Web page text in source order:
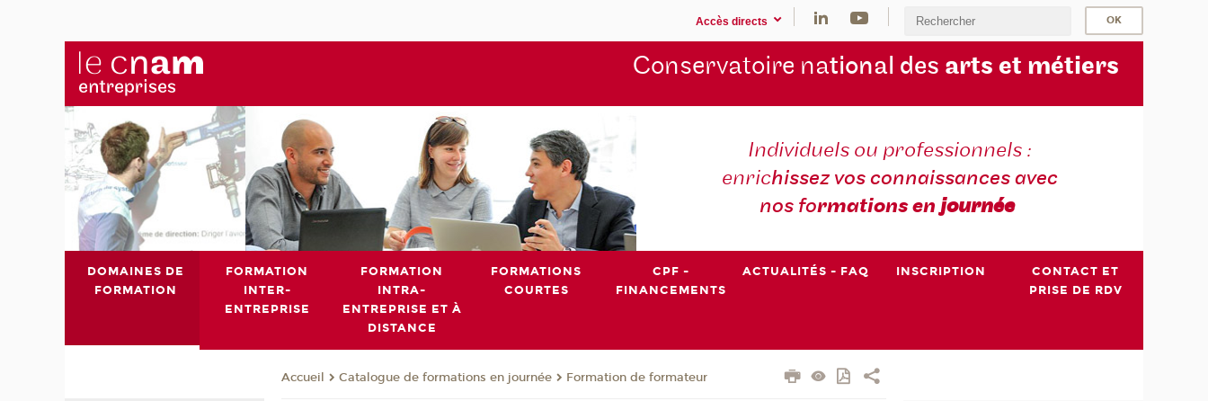
Accès directs
Conservatoire national des arts et métiers
Individuels ou professionnels :
enrichissez vos connaissances avec
nos formations enjournée
DOMAINES DE
FORMATION
FORMATION
INTER-
ENTREPRISE
FORMATION
INTRA-
ENTREPRISE ET À
DISTANCE
FORMATIONS
COURTES
CPF -
FINANCEMENTS
ACTUALITÉS - FAQ INSCRIPTION
CONTACT ET
PRISE DE RDV
Accueil Catalogue de formations en journée Formation de formateur